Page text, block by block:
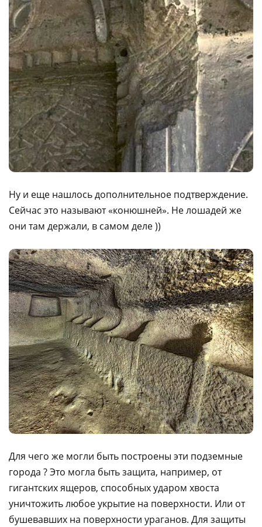
Ну и еще нашлось дополнительное подтверждение.
Сейчас это называют «конюшней». Не лошадей же
они там держали, в самом деле ))
Для чего же могли быть построены эти подземные
города ? Это могла быть защита, например, от
гигантских ящеров, способных ударом хвоста
уничтожить любое укрытие на поверхности. Или от
бушевавших на поверхности ураганов. Для защиты